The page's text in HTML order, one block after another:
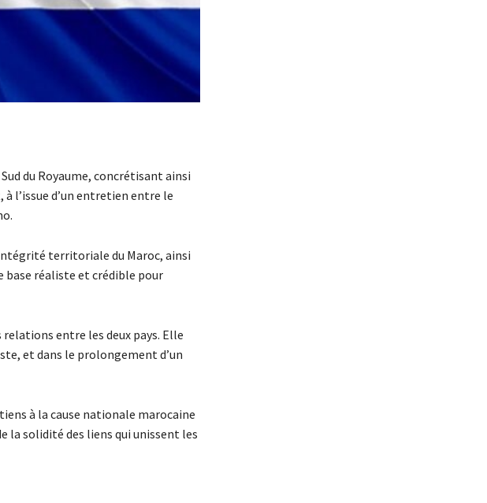
du Royaume, concrétisant ainsi
à l’issue d’un entretien entre le
territoriale du Maroc, ainsi
base réaliste et crédible pour
entre les deux pays. Elle
et dans le prolongement d’un
à la cause nationale marocaine
la solidité des liens qui unissent les